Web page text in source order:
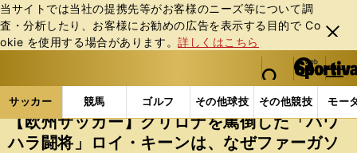
当サイトでは当社の提携先等がお客様のニーズ等について調
査・分析したり、お客様にお勧めの広告を表⽰する⽬的で Co
okie を使⽤する場合があります。詳しくはこちら
閉じ
る
web Sportiva (webスポルティーバ)
検索
マイペ
ー
ジ
メニュ
サッカー 競馬 ゴルフ その他球技 その他競技 モー
ス
ポ
ル
サッカーの記事一覧 海外サッカー 海外サッカー
【欧州サッカー】クリロナを罵倒した「パワ
ハラ闘将」ロイ・キーンは、なぜファーガソ